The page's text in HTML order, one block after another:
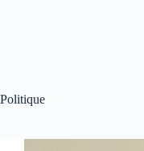
Politique